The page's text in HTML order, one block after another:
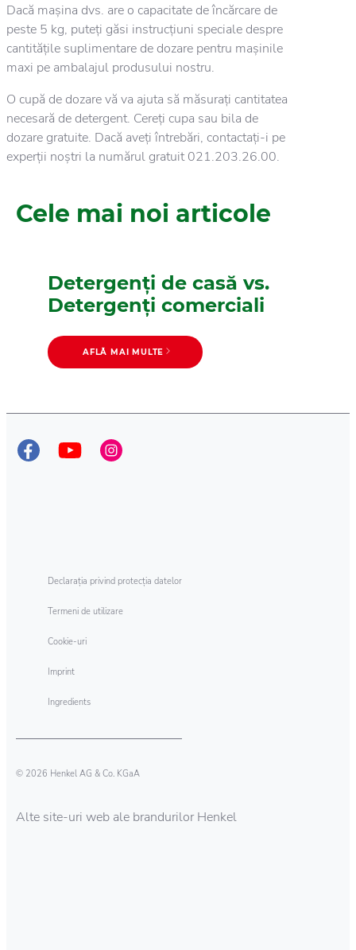
Dacă mașina dvs. are o capacitate de încărcare de
peste 5 kg, puteți găsi instrucțiuni speciale despre
cantitățile suplimentare de dozare pentru mașinile
maxi pe ambalajul produsului nostru.
O cupă de dozare vă va ajuta să măsurați cantitatea
necesară de detergent. Cereți cupa sau bila de
dozare gratuite. Dacă aveți întrebări, contactați-i pe
experții noștri la numărul gratuit 021.203.26.00.
Cele mai noi articole
Detergenți de casă vs.
Detergenți comerciali
AFLĂ MAI MULTE
AFLĂ MAI MULTE
Declarația privind protecția datelor
Termeni de utilizare
Cookie-uri
Imprint
Ingredients
© 2026 Henkel AG & Co. KGaA
Alte site-uri web ale brandurilor Henkel